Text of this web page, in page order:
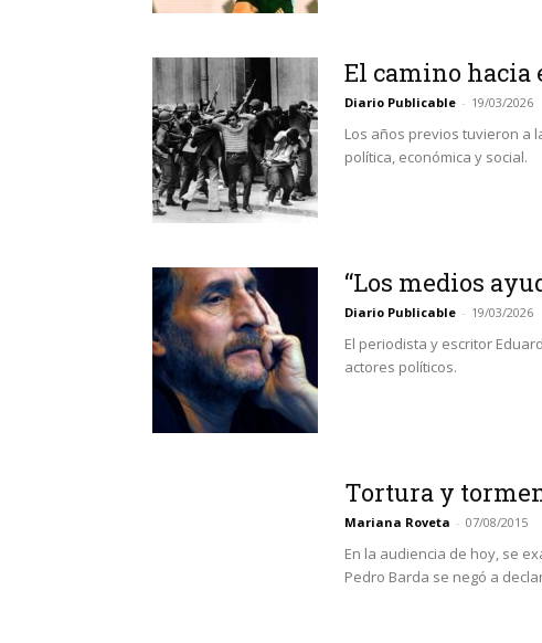
El camino
Diario Publicable - 19/03/2026
Los años previos tuvieron a
política, económica y social.
“Los medios
Diario Publicable - 19/03/2026
El periodista y escritor
actores políticos.
Tortura y
Mariana Roveta - 07/08/2015
En la audiencia de hoy, se
Pedro Barda se negó a